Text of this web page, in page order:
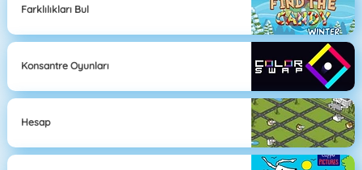
Farklılıkları Bul
Konsantre Oyunları
Hesap